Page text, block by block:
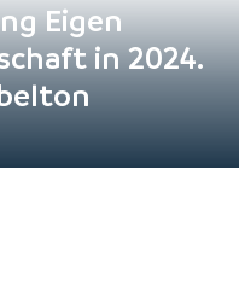
Eigen
in 2024.